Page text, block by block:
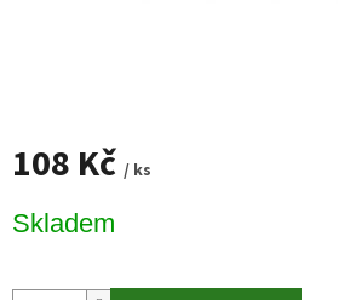
108 Kč / ks
cena:
Skladem